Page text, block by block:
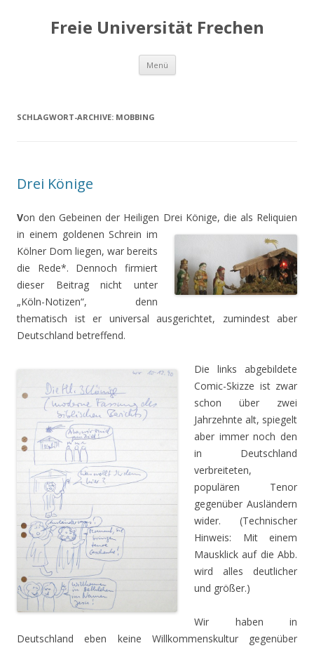
Freie Universität Frechen
Menü Zum
springen
SCHLAGWORT-ARCHIVE: MOBBING
Drei Könige
Von den Gebeinen der Heiligen Drei Könige, die als Reliquien
in einem goldenen Schrein im
Kölner Dom liegen, war bereits
die Rede*. Dennoch firmiert
dieser Beitrag nicht unter
„Köln-Notizen“, denn
thematisch ist er universal ausgerichtet, zumindest aber
Deutschland betreffend.
Die links abgebildete
Comic-Skizze ist zwar
schon über zwei
Jahrzehnte alt, spiegelt
aber immer noch den
in Deutschland
verbreiteten,
populären Tenor
gegenüber Ausländern
wider. (Technischer
Hinweis: Mit einem
Mausklick auf die Abb.
wird alles deutlicher
und größer.)
Wir haben in
Deutschland eben keine Willkommenskultur gegenüber